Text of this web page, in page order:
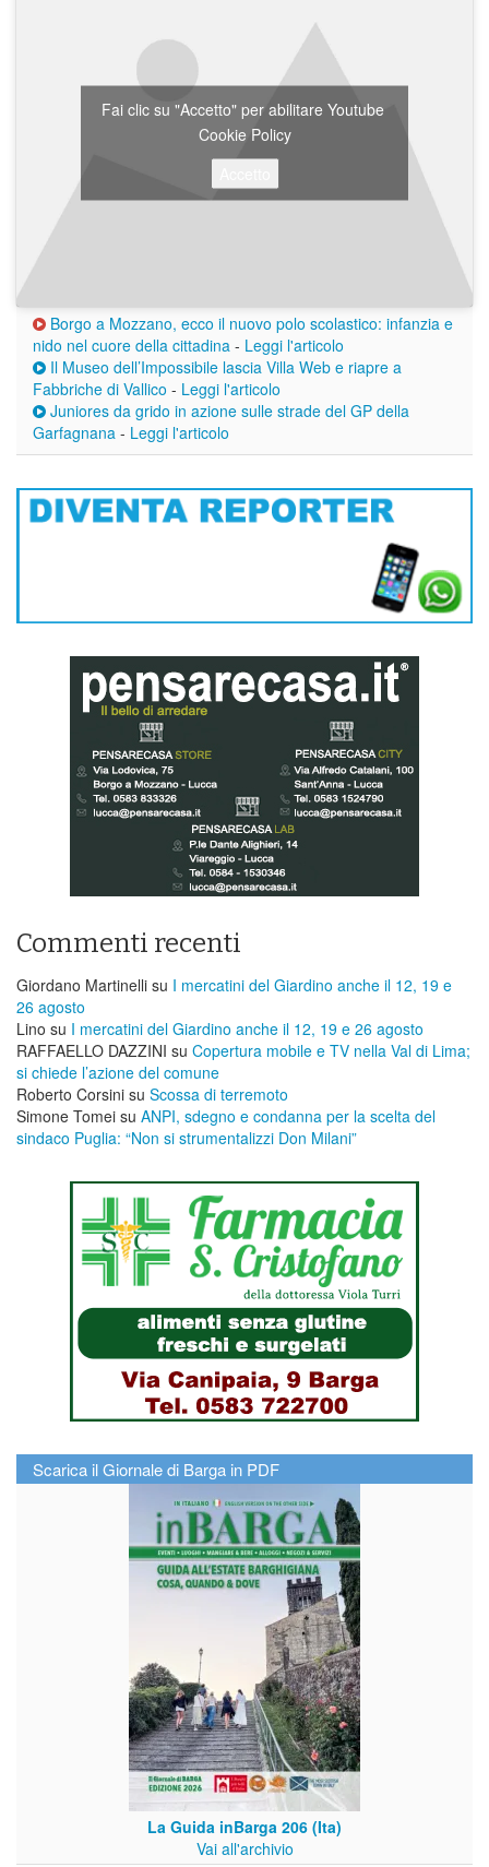
Fai clic su "Accetto" per abilitare Youtube
Cookie Policy
Borgo a Mozzano, ecco il nuovo polo scolastico: infanzia e
nido nel cuore della cittadina - Leggi l'articolo
Il Museo dell’Impossibile lascia Villa Web e riapre a
Fabbriche di Vallico - Leggi l'articolo
Juniores da grido in azione sulle strade del GP della
Garfagnana - Leggi l'articolo
Commenti recenti
Giordano Martinelli su I mercatini del Giardino anche il 12, 19 e
26 agosto
Lino su I mercatini del Giardino anche il 12, 19 e 26 agosto
RAFFAELLO DAZZINI su ​Copertura mobile e TV nella Val di Lima;
si chiede l’azione del comune
Roberto Corsini su Scossa di terremoto
Simone Tomei su ANPI, sdegno e condanna per la scelta del
sindaco Puglia: “Non si strumentalizzi Don Milani”
Scarica il Giornale di Barga in PDF
La Guida inBarga 206 (Ita)
Vai all'archivio